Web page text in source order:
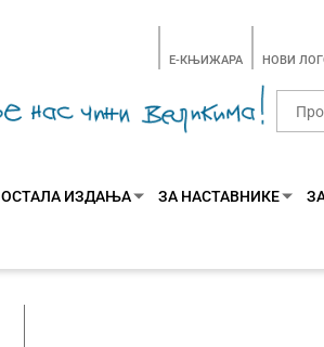
E-КЊИЖАРА НОВИ
ОСТАЛА ИЗДАЊА ЗА НАСТАВНИКЕ